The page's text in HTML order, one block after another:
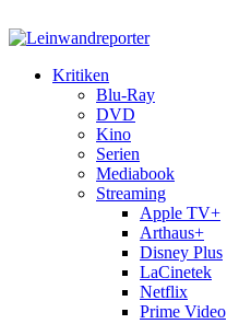
Kritiken
Blu-Ray
DVD
Kino
Serien
Mediabook
Streaming
Apple TV+
Arthaus+
Disney Plus
LaCinetek
Netflix
Prime Video